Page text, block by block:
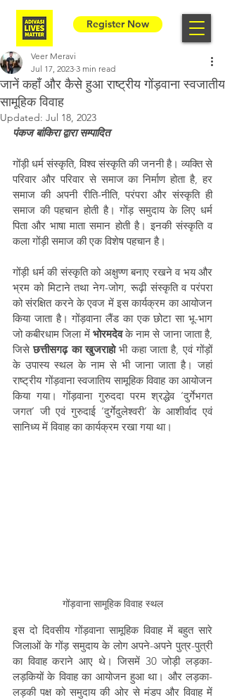
Register Now
जानें कहाँ और कैसे हुआ राष्ट्रीय गोंड़वाना स्वजातीय
सामूहिक विवाह
Veer Meravi
Jul 17, 2023 3 min read
Updated: Jul 18, 2023
पंकज बांकिरा द्वारा सम्पादित
गोंड़ी धर्म संस्कृति, विश्व संस्कृति की जननी है। व्यक्ति से
परिवार और परिवार से समाज का निर्माण होता है, हर
समाज की अपनी रीति-नीति, परंपरा और संस्कृति ही
समाज की पहचान होती है। गोंड़ समुदाय के लिए धर्म
पिता और भाषा माता समान होती है। इनकी संस्कृति व
कला गोंड़ी समाज की एक विशेष पहचान है।
गोंड़ी धर्म की संस्कृति को अक्षुण्ण बनाए रखने व भय और
भ्रम को मिटाने तथा नेग-जोग, रूढ़ी संस्कृति व परंपरा
को संरक्षित करने के एवज में इस कार्यक्रम का आयोजन
किया जाता है। गोंड़वाना लैंड का एक छोटा सा भू-भाग
जो कबीरधाम जिला में भोरमदेव के नाम से जाना जाता है,
जिसे छत्तीसगढ़ का खुजराहो भी कहा जाता है, एवं गोंड़ों
के उपास्य स्थल के नाम से भी जाना जाता है। जहां
राष्ट्रीय गोंड़वाना स्वजातिय सामूहिक विवाह का आयोजन
किया गया। गोंड़वाना गुरुददा परम श्रद्धेव ‘दुर्गेभगत
जगत’ जी एवं गुरुदाई ‘दुर्गेदुलेश्वरी’ के आशीर्वाद एवं
सानिध्य में विवाह का कार्यक्रम रखा गया था।
गोंड़वाना सामूहिक विवाह स्थल
इस दो दिवसीय गोंड़वाना सामूहिक विवाह में बहुत सारे
जिलाओं के गोंड़ समुदाय के लोग अपने-अपने पुत्र-पुत्री
का विवाह कराने आए थे। जिसमें 30 जोड़ी लड़का-
लड़कियों के विवाह का आयोजन हुआ था। और लड़का-
लड़की पक्ष को समुदाय की ओर से मंडप और विवाह में